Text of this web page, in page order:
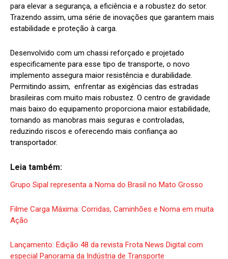
para elevar a segurança, a eficiência e a robustez do setor.
Trazendo assim, uma série de inovações que garantem mais
estabilidade e proteção à carga.
Desenvolvido com um chassi reforçado e projetado
especificamente para esse tipo de transporte, o novo
implemento assegura maior resistência e durabilidade.
Permitindo assim, enfrentar as exigências das estradas
brasileiras com muito mais robustez. O centro de gravidade
mais baixo do equipamento proporciona maior estabilidade,
tornando as manobras mais seguras e controladas,
reduzindo riscos e oferecendo mais confiança ao
transportador.
Leia também:
Grupo Sipal representa a Noma do Brasil no Mato Grosso
Filme Carga Máxima: Corridas, Caminhões e Noma em muita
Ação
Lançamento: Edição 48 da revista Frota News Digital com
especial Panorama da Indústria de Transporte